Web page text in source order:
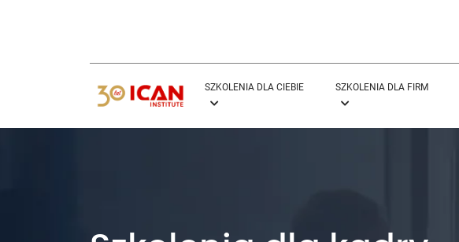
SZKOLENIA DLA CIEBIE SZKOLENIA DLA FIRM